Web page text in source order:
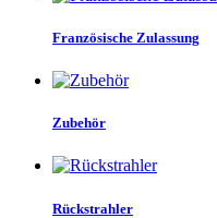
Französische Zulassung
Zubehör
Rückstrahler